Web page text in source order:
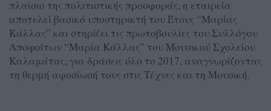
πλαίσιο της πολιτιστικής προσφοράς, η εταιρεία
αποτελεί βασικό υποστηρικτή του Έτους “Μαρίας
Κάλλας” και στηρίζει τις πρωτοβουλίες του Συλλόγου
Αποφοίτων “Μαρία Κάλλας” του Μουσικού Σχολείου
Καλαμάτας, για δράσεις όλο το 2017, αναγνωρίζοντας
τη θερμή αφοσίωσή τους στις Τέχνες και τη Μουσική.